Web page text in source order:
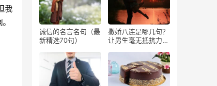
我
诚信的名言名句（最
新精选70句）
撒娇八连是哪几句？
让男生毫无抵抗力撒